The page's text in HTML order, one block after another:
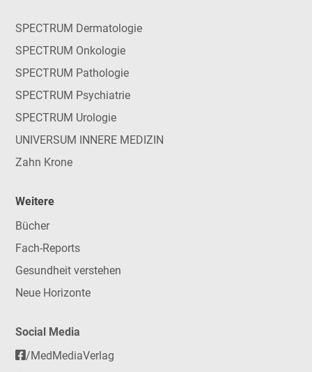
SPECTRUM Dermatologie
SPECTRUM Onkologie
SPECTRUM Pathologie
SPECTRUM Psychiatrie
SPECTRUM Urologie
UNIVERSUM INNERE MEDIZIN
Zahn Krone
Weitere
Bücher
Fach-Reports
Gesundheit verstehen
Neue Horizonte
Social Media
/MedMediaVerlag